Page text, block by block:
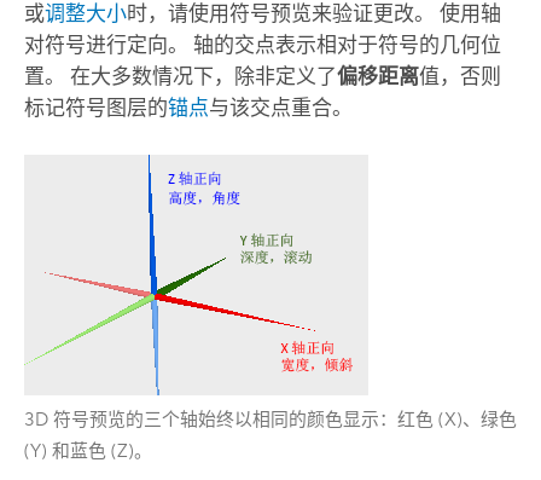
或调整大小时，请使用符号预览来验证更改。 使用轴
对符号进行定向。 轴的交点表示相对于符号的几何位
置。 在大多数情况下，除非定义了偏移距离值，否则
标记符号图层的锚点与该交点重合。
3D 符号预览的三个轴始终以相同的颜色显示：红色 (X)、绿色
(Y) 和蓝色 (Z)。